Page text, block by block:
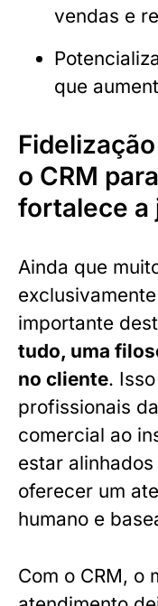
vendas e
que
o CRM
fortalece a
Ainda que
importante
tudo, uma
no cliente.
profissionais
comercial ao
estar
oferecer um
humano e
Com o CRM, o